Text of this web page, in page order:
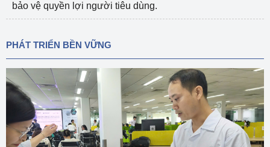
bảo vệ quyền lợi người tiêu dùng.
PHÁT TRIỂN BỀN VỮNG